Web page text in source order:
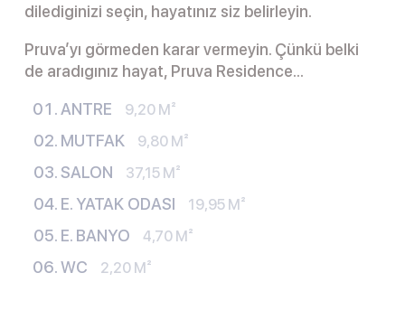
dilediginizi seçin, hayatınız siz belirleyin.
Pruva’yı görmeden karar vermeyin. Çünkü belki
de aradıgınız hayat, Pruva Residence...
ANTRE
9,20 M²
MUTFAK 9,80 M²
SALON 37,15 M²
E. YATAK ODASI 19,95 M²
E. BANYO 4,70 M²
WC 2,20 M²